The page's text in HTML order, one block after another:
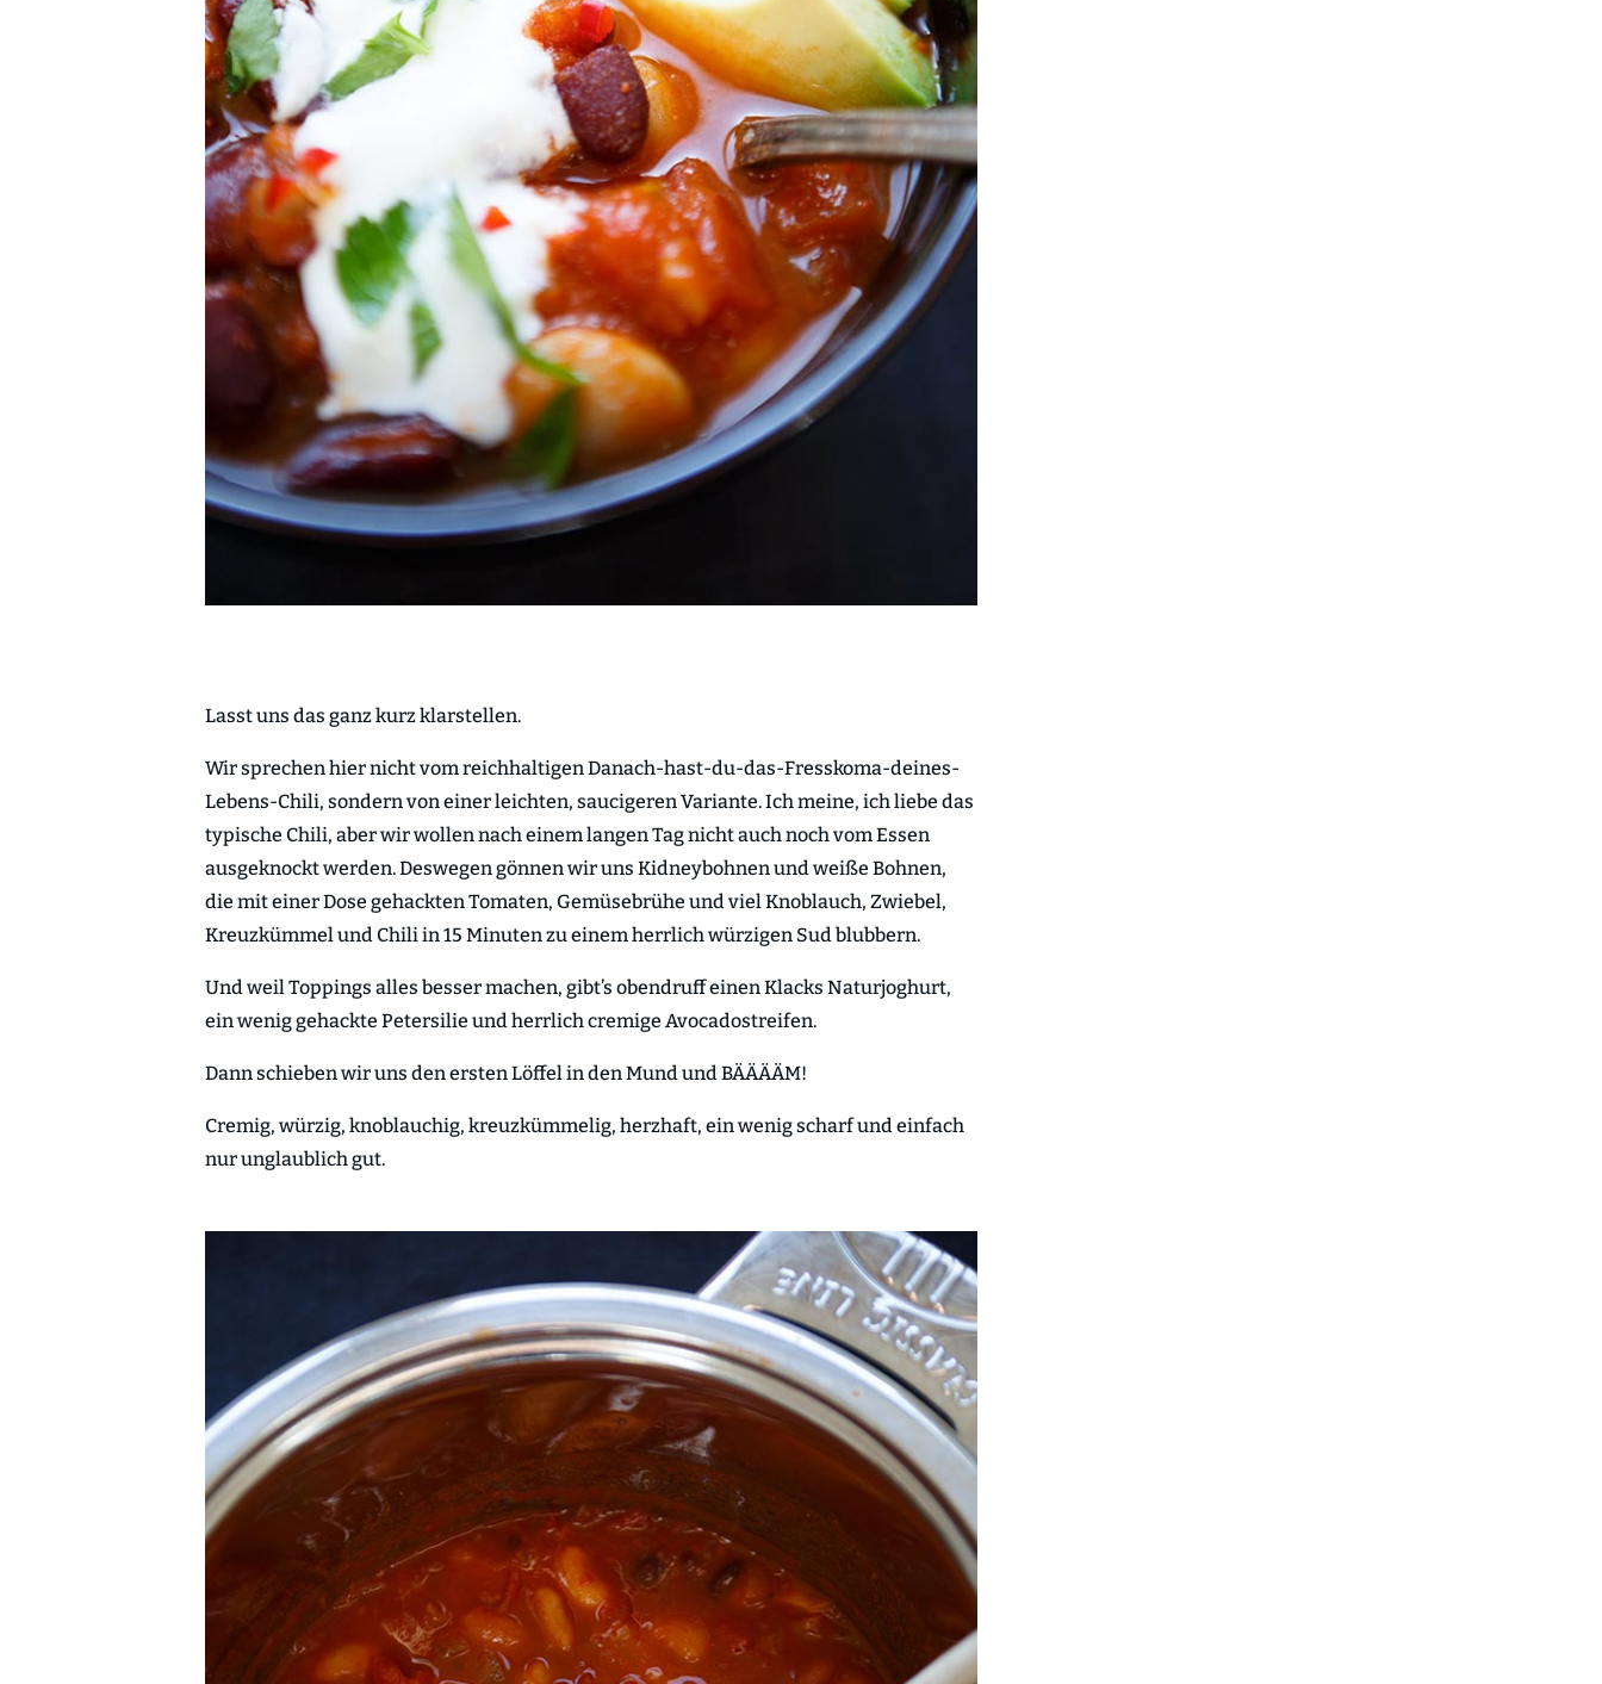
Lasst uns das ganz kurz klarstellen.
Wir sprechen hier nicht vom reichhaltigen Danach-hast-du-das-Fresskoma-deines-
Lebens-Chili, sondern von einer leichten, saucigeren Variante. Ich meine, ich liebe das
typische Chili, aber wir wollen nach einem langen Tag nicht auch noch vom Essen
ausgeknockt werden. Deswegen gönnen wir uns Kidneybohnen und weiße Bohnen,
die mit einer Dose gehackten Tomaten, Gemüsebrühe und viel Knoblauch, Zwiebel,
Kreuzkümmel und Chili in 15 Minuten zu einem herrlich würzigen Sud blubbern.
Und weil Toppings alles besser machen, gibt’s obendruff einen Klacks Naturjoghurt,
ein wenig gehackte Petersilie und herrlich cremige Avocadostreifen.
Dann schieben wir uns den ersten Löffel in den Mund und BÄÄÄÄM!
Cremig, würzig, knoblauchig, kreuzkümmelig, herzhaft, ein wenig scharf und einfach
nur unglaublich gut.